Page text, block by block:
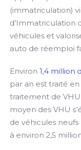
(immatriculation)
d’Immatriculation
véhicules et
auto de réemploi
Environ 1,4 million
par an est traité
traitement de VHU
moyen des VHU
de véhicules
à environ 2,5